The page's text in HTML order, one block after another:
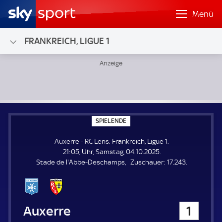
Menü
FRANKREICH, LIGUE 1
SPIELENDE
P
E
L
E
Auxerre - RC Lens. Frankreich, Ligue 1.
21:05, Uhr, Samstag, 04.10.2025.
Stade de l'Abbe-Deschamps
Zuschauer: Z
17.243.
Auxerre 1